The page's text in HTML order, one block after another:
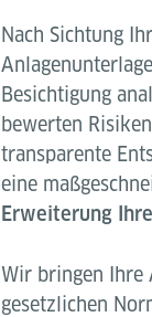
Nach Sichtung
Besichtigung
bewerten
transparente
eine
Erweiterung
Wir bringen Ihre
gesetzlichen